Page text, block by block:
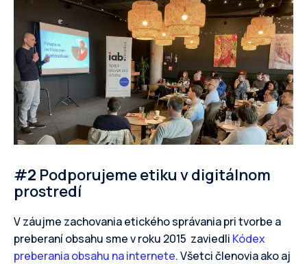
#2 Podporujeme etiku v digitálnom
prostredí
V záujme zachovania etického správania pri tvorbe a
preberaní obsahu sme v roku 2015 zaviedli Kódex
preberania obsahu na internete. Všetci členovia ako aj